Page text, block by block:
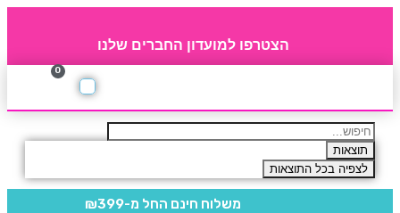
הצטרפו למועדון החברים שלנו
0
תוצאות
לצפיה בכל התוצאות
משלוח חינם החל מ-₪399